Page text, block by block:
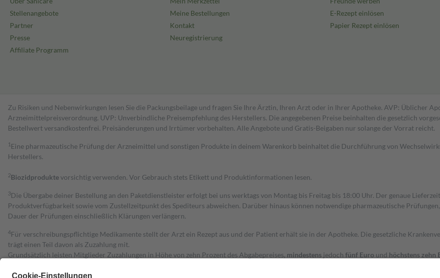
Stellenangebote
Partner
Presse
Affiliate Programm
Meine Bestellungen
Kontakt
Neuregistrierung
E-Rezept einlösen
Papier Rezept einlösen
Zu Risiken und Nebenwirkungen lesen Sie die Packungsbeilage und fragen Sie Ihre Ärztin, Ihren Arzt oder in Ihrer Apotheke. AVP: Üblicher
Arzneimittelpreisverordnung. UVP: Unverbindliche Preisempfehlung des Herstellers. Die angegebenen Preise beinhalten die gesetzlich
Bestell­wert versand­kosten­frei. Preisänderungen und Irrtümer vorbehalten. Alle Angebote und Gratis-Beigaben nur solange der Vorrat reicht.
1 Eine pharmazeutische Prüfung der Arzneimittel und sonstigen Produkte in deinem Warenkorb beinhaltet die Durchführung von
Herstellers.
2Biozidproduktevorsichtig verwenden. Vor Gebrauch stets Etikett und Produktinformationen lesen.
3Die Übergabe deiner Bestellung an den Paketdienstleister erfolgt bei uns werktags von Montag bis Freitag bis 18:00 Uhr. Der genaue
Produktverfügbarkeit sowie vom Zustellzeitpunkt des Spediteurs abweichen. Darüber hinaus können notwendige pharmazeutische
Dauer der Prüfungen einschließlich Klärungen verlängern.
4Für verschreibungspflichtige Medikamente stellt der Arzt ein Rezept aus und der Patient erhält sie in der Apotheke. Die gesetzliche
trägt einen Teil davon als Zuzahlung mit.
Grundsätzlich leisten Mitglieder Zuzahlungen in Höhe von zehn Prozent des Abgabepreises, mindestens jedoch fünf Euro und höchstens zehn
Diese Regeln gelten grundsätzlich auch für Online-Apotheken.